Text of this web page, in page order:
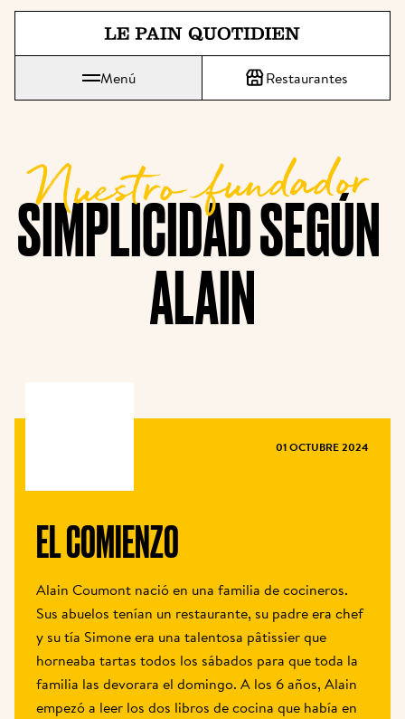
Ir directamente al contenido
Le Pain Quotidien significa: El pan de cada día
Menú Restaurantes
SIMPLICIDAD SEGÚN
ALAIN
Nuestro fundador
01 OCTUBRE 2024
EL COMIENZO
Alain Coumont nació en una familia de cocineros.
Sus abuelos tenían un restaurante, su padre era chef
y su tía Simone era una talentosa pâtissier que
horneaba tartas todos los sábados para que toda la
familia las devorara el domingo. A los 6 años, Alain
empezó a leer los dos libros de cocina que había en